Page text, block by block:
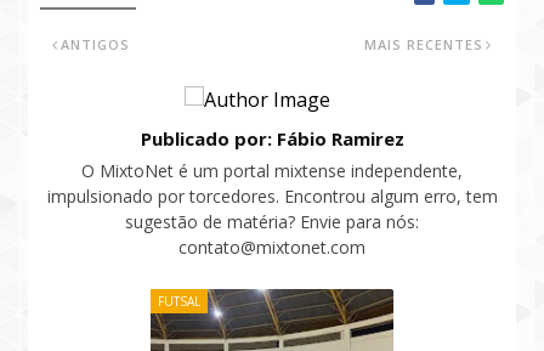
MAIS RECENTES
ANTIGOS
Publicado por: Fábio Ramirez
O MixtoNet é um portal mixtense independente,
impulsionado por torcedores. Encontrou algum erro, tem
sugestão de matéria? Envie para nós:
contato@mixtonet.com
FUTSAL